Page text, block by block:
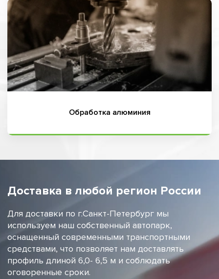
Обработка алюминия
Доставка в любой регион России
Для доставки по г.Санкт-Петербург мы
используем наш собственный автопарк,
оснащенный современными транспортными
средствами, что позволяет нам доставлять
профиль длиной 6,0- 6,5 м и соблюдать
оговоренные сроки.